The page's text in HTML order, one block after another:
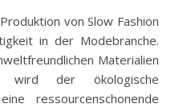
von Slow Fashion
in der Modebranche.
Materialien
wird der ökologische
ressourcenschonende